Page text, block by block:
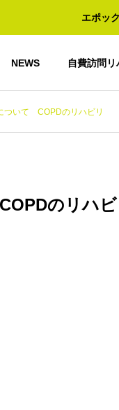
エポッ
NEWS 自費訪問リ
ついて COPDのリハビリ
のリハビ